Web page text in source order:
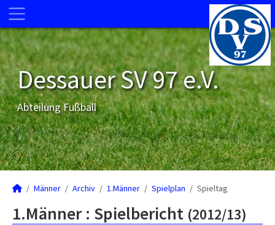
Dessauer SV 97 e.V.
Abteilung Fußball
Männer Archiv 1.Männer Spielplan Spieltag
1.Männer : Spielbericht (2012/13)